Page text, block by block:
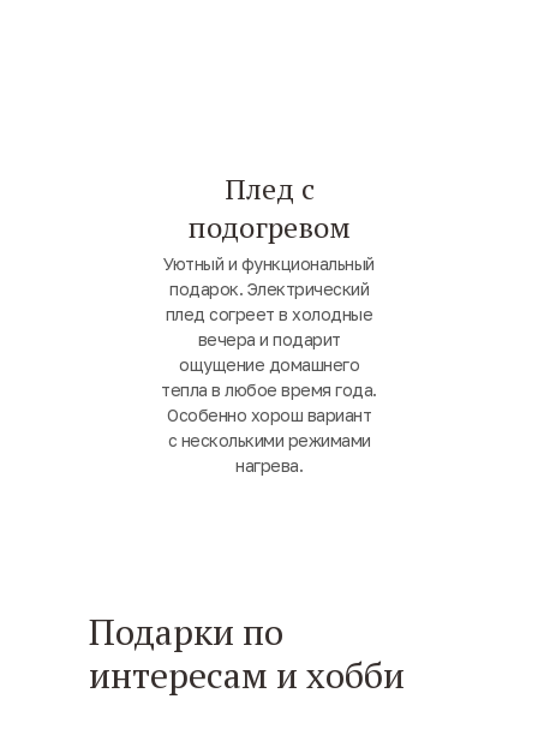
Плед с
подогревом
Уютный и функциональный
подарок. Электрический
плед согреет в холодные
вечера и подарит
ощущение домашнего
тепла в любое время года.
Особенно хорош вариант
с несколькими режимами
нагрева.
Подарки по
интересам и хобби